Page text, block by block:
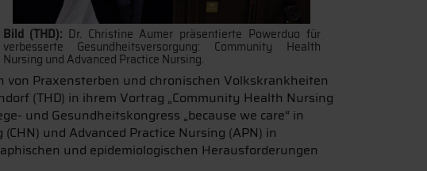
Bild (THD): Dr. Christine Aumer präsentierte Powerduo für
verbesserte Gesundheitsversorgung: Community Health
Nursing und Advanced Practice Nursing.
Praxensterben und chronischen Volkskrankheiten
(THD) in ihrem Vortrag „Community Health Nursing
und Gesundheitskongress „because we care“ in
und Advanced Practice Nursing (APN) in
und epidemiologischen Herausforderungen